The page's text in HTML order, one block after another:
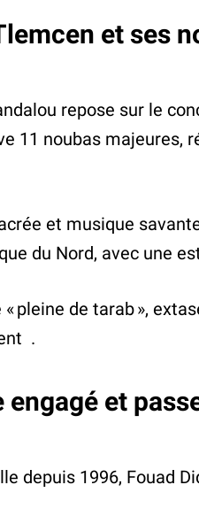
et ses
repose sur le
11 noubas majeures,
et musique
du Nord, avec une
pleine de tarab »,
.
engagé et
depuis 1996, Fouad